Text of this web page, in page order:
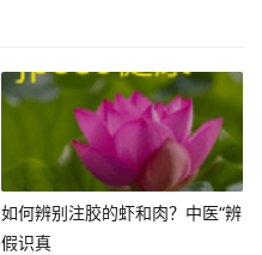
如何辨别注胶的虾和肉？中医“辨
假识真